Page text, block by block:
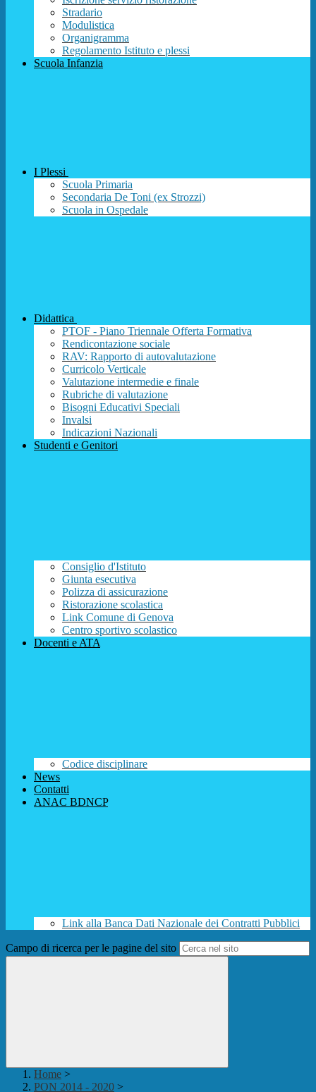
Stradario
Modulistica
Organigramma
Regolamento Istituto e plessi
Scuola Infanzia
I Plessi
Scuola Primaria
Secondaria De Toni (ex Strozzi)
Scuola in Ospedale
Didattica
PTOF - Piano Triennale Offerta Formativa
Rendicontazione sociale
RAV: Rapporto di autovalutazione
Curricolo Verticale
Valutazione intermedie e finale
Rubriche di valutazione
Bisogni Educativi Speciali
Invalsi
Indicazioni Nazionali
Studenti e Genitori
Consiglio d'Istituto
Giunta esecutiva
Polizza di assicurazione
Ristorazione scolastica
Link Comune di Genova
Centro sportivo scolastico
Docenti e ATA
Codice disciplinare
News
Contatti
ANAC BDNCP
Link alla Banca Dati Nazionale dei Contratti Pubblici
Campo di ricerca per le pagine del sito
Home >
PON 2014 - 2020 >